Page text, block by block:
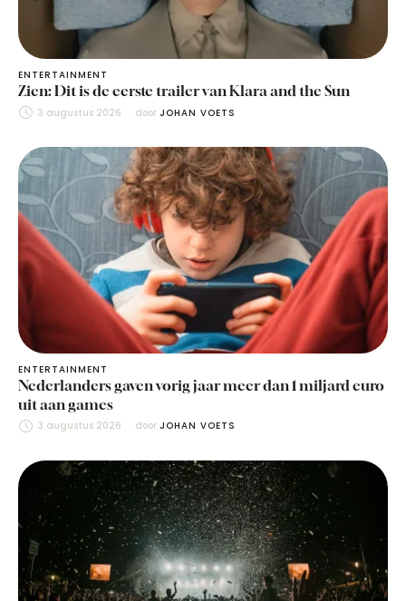
ENTERTAINMENT
Zien: Dit is de eerste trailer van Klara and the Sun
3 augustus 2026 door JOHAN VOETS
ENTERTAINMENT
Nederlanders gaven vorig jaar meer dan 1 miljard euro
uit aan games
3 augustus 2026 door JOHAN VOETS